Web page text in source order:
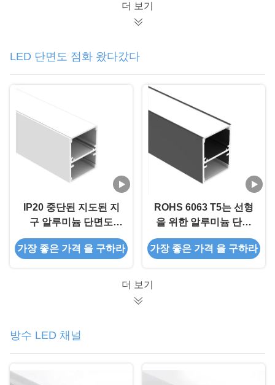
더 보기
LED 단면도 점화 왔다갔다
IP20 중단된 지도된 지
구 알루미늄 단면도
6063 T5 아래로 빛을 위
한 100lm/W
가장 좋은 가격 을 구하라
ROHS 6063 T5는 선형
을 위한 알루미늄 단면
도 W27.3mm H35mm
를 아래로 위로 지도했
가장 좋은 가격 을 구하라
더 보기
방수 LED 채널